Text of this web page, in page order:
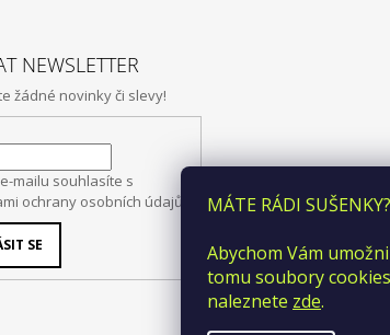
MÁTE RÁDI SUŠENKY?
Abychom Vám
tomu soubory
naleznete zde.
NEWSLETTER
žádné novinky či slevy!
mailu souhlasíte s
ochrany osobních údajů
SE